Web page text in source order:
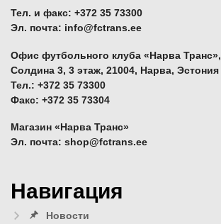
Тел. и факс: +372 35 73300
Эл. почта: info@fctrans.ee
Офис футбольного клуба «Нарва Транс»,
Солдина 3, 3 этаж, 21004, Нарва, Эстония
Тел.: +372 35 73300
Факс: +372 35 73304
Магазин «Нарва Транс»
Эл. почта: shop@fctrans.ee
Навигация
Новости